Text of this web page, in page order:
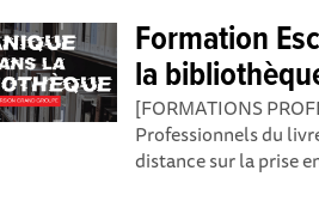
Formation
la
[FORMATIONS
Professionnels du
distance sur la prise